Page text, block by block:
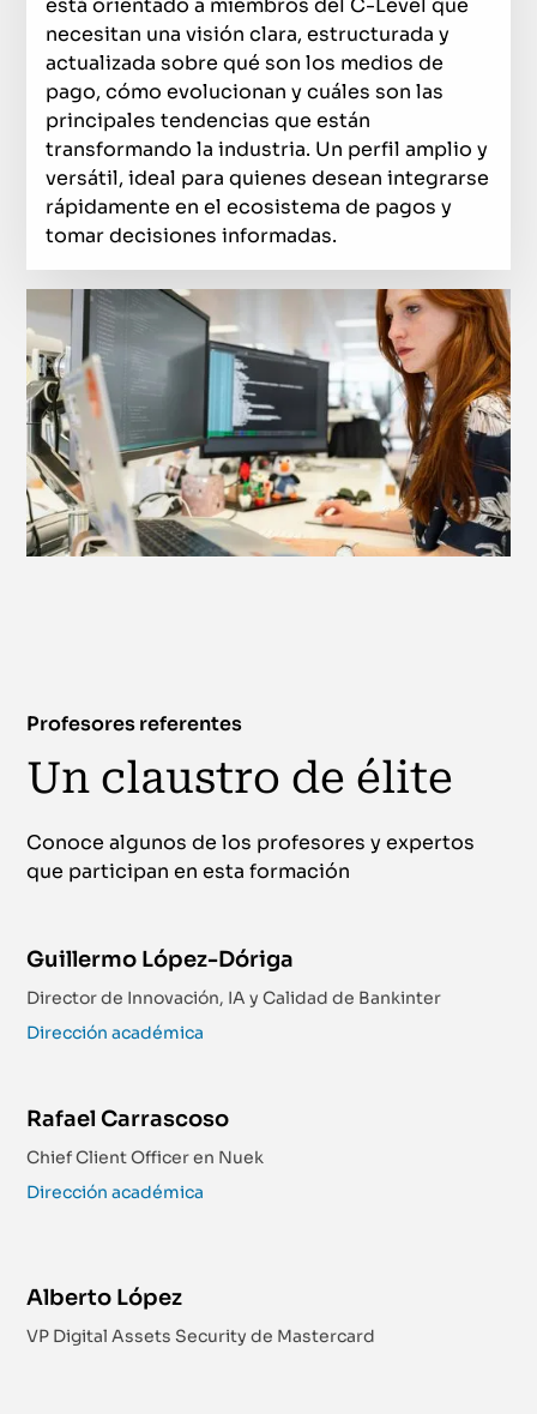
está orientado a miembros del C-Level que
necesitan una visión clara, estructurada y
actualizada sobre qué son los medios de
pago, cómo evolucionan y cuáles son las
principales tendencias que están
transformando la industria. Un perfil amplio y
versátil, ideal para quienes desean integrarse
rápidamente en el ecosistema de pagos y
tomar decisiones informadas.
Profesores referentes
Un claustro de élite
Conoce algunos de los profesores y expertos
que participan en esta formación
Guillermo López-Dóriga
Director de Innovación, IA y Calidad de Bankinter
Dirección académica
Rafael Carrascoso
Chief Client Officer en Nuek
Dirección académica
Alberto López
VP Digital Assets Security de Mastercard